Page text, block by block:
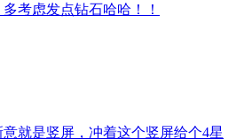
考虑发点钻石哈哈！！
就是竖屏，冲着这个竖屏给个4星